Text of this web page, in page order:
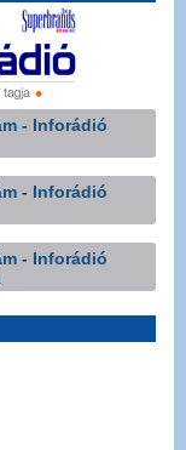
- Inforádió
- Inforádió
- Inforádió